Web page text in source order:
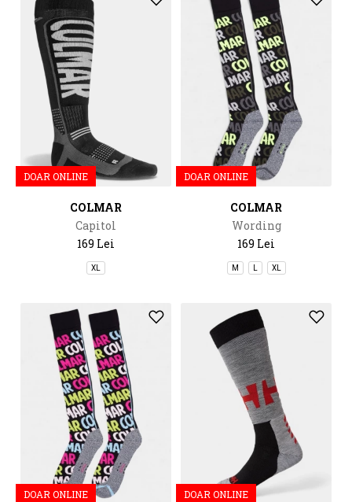
DOAR ONLINE
COLMAR
Capitol
169 Lei
XL
DOAR ONLINE
COLMAR
Wording
169 Lei
M XL
DOAR ONLINE DOAR ONLINE